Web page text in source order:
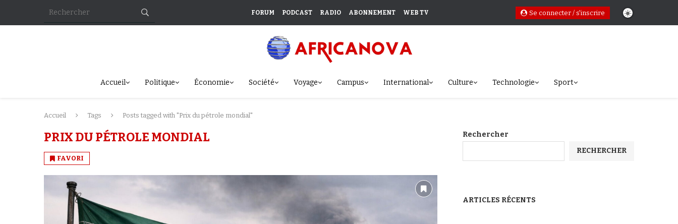
FORUM PODCAST RADIO ABONNEMENT WEB TV Se connecter / s'inscrire
Accueil Politique Économie Société Voyage Campus International Culture Technologie Sport
Accueil Tags Posts tagged with "Prix du pétrole mondial"
PRIX DU PÉTROLE MONDIAL
FAVORI
Rechercher
RECHERCHER
ARTICLES RÉCENTS